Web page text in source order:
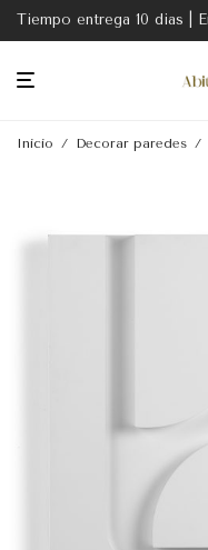
Inicio / Decorar paredes /